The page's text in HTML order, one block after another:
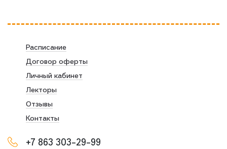
Расписание
Договор оферты
Личный кабинет
Лекторы
Отзывы
Контакты
+7 863 303-29-99